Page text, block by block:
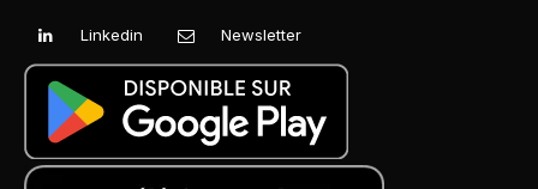
Linkedin Newsletter